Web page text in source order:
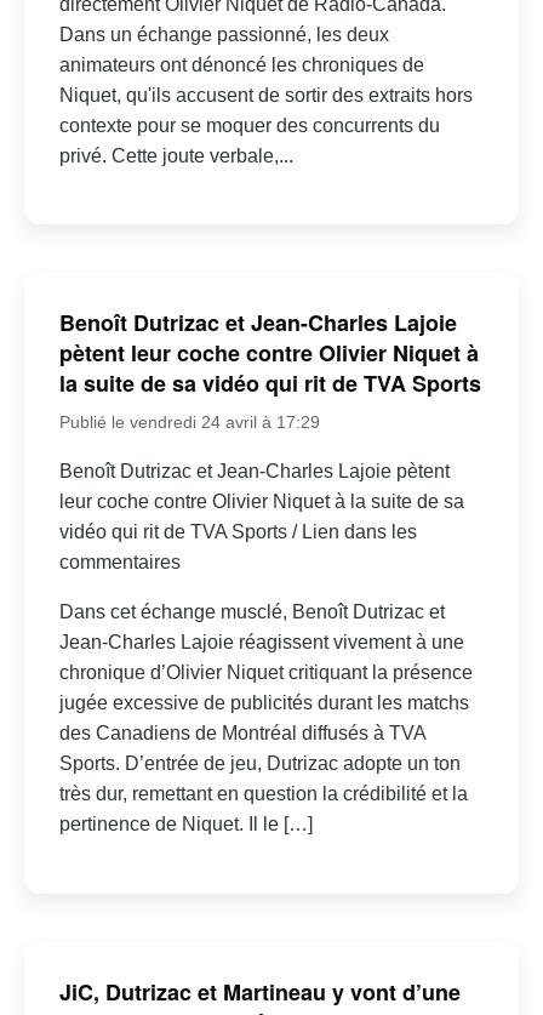
Dans un échange passionné, les deux
animateurs ont dénoncé les chroniques de
Niquet, qu'ils accusent de sortir des extraits hors
contexte pour se moquer des concurrents du
privé. Cette joute verbale,...
Benoît Dutrizac et Jean-Charles Lajoie
pètent leur coche contre Olivier Niquet à
la suite de sa vidéo qui rit de TVA Sports
Publié le vendredi 24 avril à 17:29
Benoît Dutrizac et Jean-Charles Lajoie pètent
leur coche contre Olivier Niquet à la suite de sa
vidéo qui rit de TVA Sports / Lien dans les
commentaires
Dans cet échange musclé, Benoît Dutrizac et
Jean-Charles Lajoie réagissent vivement à une
chronique d’Olivier Niquet critiquant la présence
jugée excessive de publicités durant les matchs
des Canadiens de Montréal diffusés à TVA
Sports. D’entrée de jeu, Dutrizac adopte un ton
très dur, remettant en question la crédibilité et la
pertinence de Niquet. Il le […]
JiC, Dutrizac et Martineau y vont d’une